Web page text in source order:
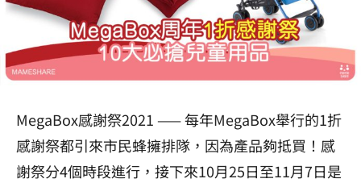
MegaBox感謝祭2021 —— 每年MegaBox舉行的1折
感謝祭都引來市民蜂擁排隊，因為產品夠抵買！感
謝祭分4個時段進行，接下來10月25日至11月7日是